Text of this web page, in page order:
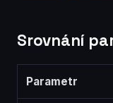
Srovnání
Parametr